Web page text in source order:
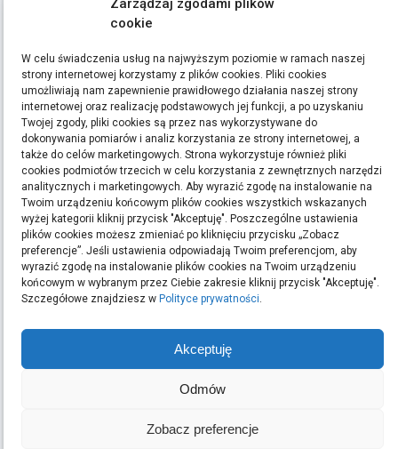
Zarządzaj zgodami plików
cookie
W celu świadczenia usług na najwyższym poziomie w ramach naszej
strony internetowej korzystamy z plików cookies. Pliki cookies
umożliwiają nam zapewnienie prawidłowego działania naszej strony
internetowej oraz realizację podstawowych jej funkcji, a po uzyskaniu
Twojej zgody, pliki cookies są przez nas wykorzystywane do
dokonywania pomiarów i analiz korzystania ze strony internetowej, a
także do celów marketingowych. Strona wykorzystuje również pliki
cookies podmiotów trzecich w celu korzystania z zewnętrznych narzędzi
analitycznych i marketingowych. Aby wyrazić zgodę na instalowanie na
Twoim urządzeniu końcowym plików cookies wszystkich wskazanych
wyżej kategorii kliknij przycisk "Akceptuję". Poszczególne ustawienia
plików cookies możesz zmieniać po kliknięciu przycisku „Zobacz
preferencje”. Jeśli ustawienia odpowiadają Twoim preferencjom, aby
wyrazić zgodę na instalowanie plików cookies na Twoim urządzeniu
końcowym w wybranym przez Ciebie zakresie kliknij przycisk "Akceptuję".
Szczegółowe znajdziesz w Polityce prywatności.
Akceptuję
Odmów
Zobacz preferencje
Polityka Prywatności
ETYKIETY
bieganie filmy handmade kredyt kredyty moda pomysły na prezent ręcznie
robione zakładki do książek rękodzieło sen sklep z rękodziełem sport ubrania
Szukaj:
ARCHIWA